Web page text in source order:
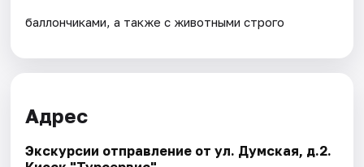
баллончиками, а также с животными строго
Адрес
Экскурсии отправление от ул. Думская, д.2.